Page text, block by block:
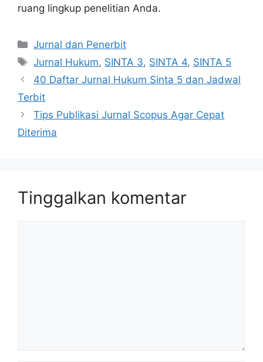
ruang lingkup penelitian Anda.
Kategori
Jurnal dan Penerbit
Tag
Jurnal Hukum, SINTA 3, SINTA 4, SINTA 5
40 Daftar Jurnal Hukum Sinta 5 dan Jadwal
Terbit
Tips Publikasi Jurnal Scopus Agar Cepat
Diterima
Tinggalkan komentar